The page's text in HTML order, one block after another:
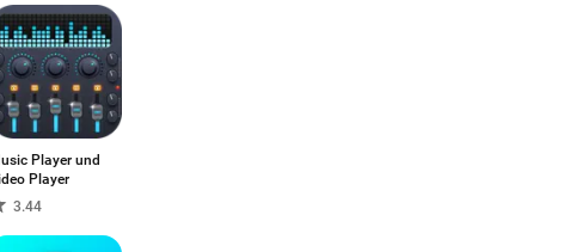
Player und
Player
3.44